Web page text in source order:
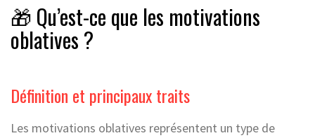
🎁 Qu’est-ce que les motivations
oblatives ?
Définition et principaux traits
Les motivations oblatives représentent un type de